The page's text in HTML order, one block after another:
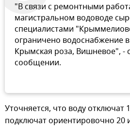
"В связи с ремонтными
магистральном водоводе
специалистами
ограничено водоснабжение в
Крымская роза, Вишневое", -
сообщении.
Уточняется, что воду отключат
подключат ориентировочно 20